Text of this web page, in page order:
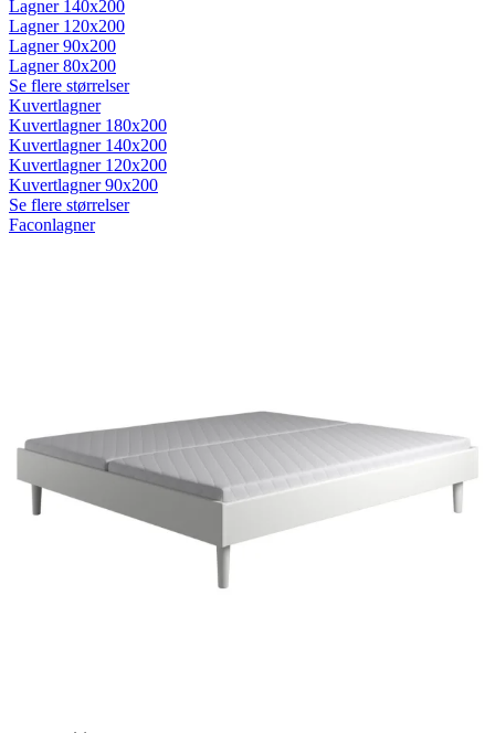
Lagner 140x200
Lagner 120x200
Lagner 90x200
Lagner 80x200
Se flere størrelser
Kuvertlagner
Kuvertlagner 180x200
Kuvertlagner 140x200
Kuvertlagner 120x200
Kuvertlagner 90x200
Se flere størrelser
Faconlagner
Vådliggerlagner
Rullemadrasser
Rullemadrasser 180x200
Rullemadrasser 140x200
Rullemadrasser 120x200